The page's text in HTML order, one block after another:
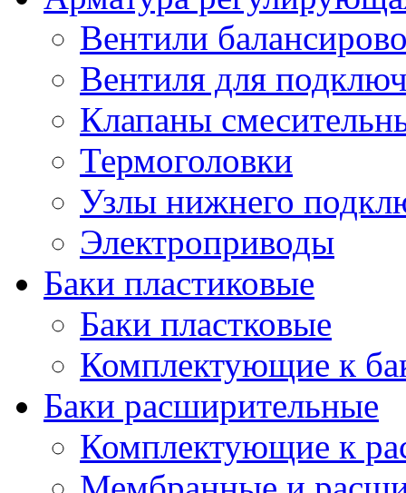
Вентили
Вентиля для
Клапаны
Термоголовки
Узлы нижнего
Электроприводы
Баки пластиковые
Баки пластковые
Комплектующие к
Баки расширительные
Комплектующие к